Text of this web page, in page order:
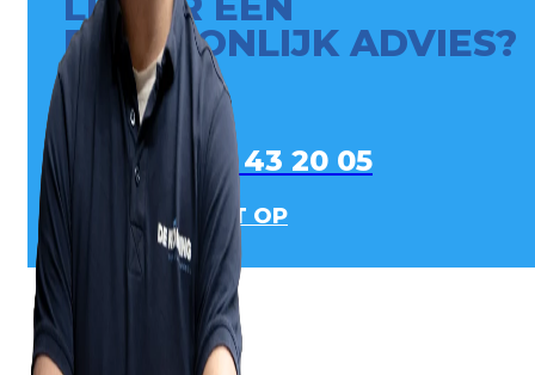
PERSOONLIJK ADVIES?
0413 - 43 20 05
NEEM CONTACT OP